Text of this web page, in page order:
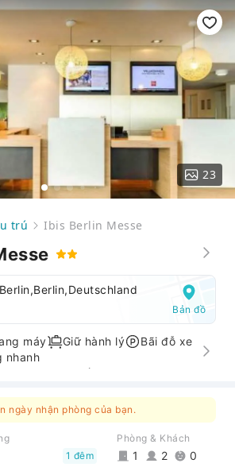
23
trú Ibis Berlin Messe
Bản đồ
máy Giữ hành lý
Bãi đỗ xe
nhanh
người khuyết tật
ngày nhận phòng của bạn.
1 đêm
Phòng & Khách
1 2 0